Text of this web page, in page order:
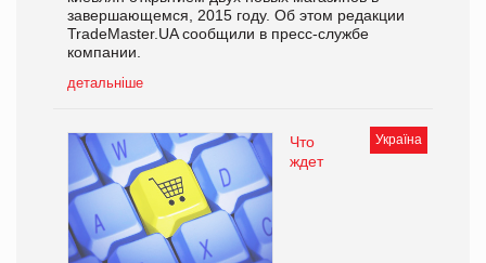
завершающемся, 2015 году. Об этом редакции
TradeMaster.UA сообщили в пресс-службе
компании.
детальніше
Україна
Что
ждет